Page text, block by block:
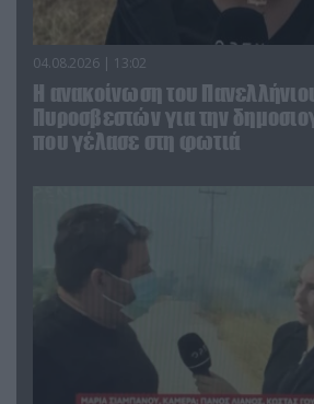
04.08.2026 | 13:02
Η ανακοίνωση του
Πυροσβεστών για την
που γέλασε στη φωτιά